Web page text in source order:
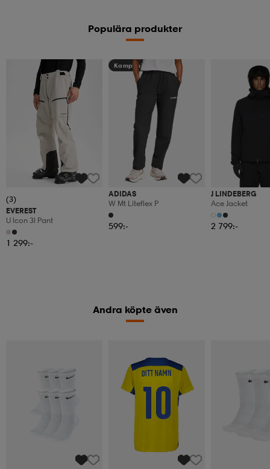
Populära produkter
(3)
EVEREST
U Icon 3l Pant
1 299:-
Kampanj -25%
ADIDAS
W Mt Liteflex P
599:-
J LINDEBERG
Ace Jacket
2 799:-
Andra köpte även